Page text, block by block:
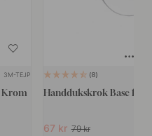
3M-TEJP
Krom
8
Handdukskrok Base 100
67 kr 79 kr